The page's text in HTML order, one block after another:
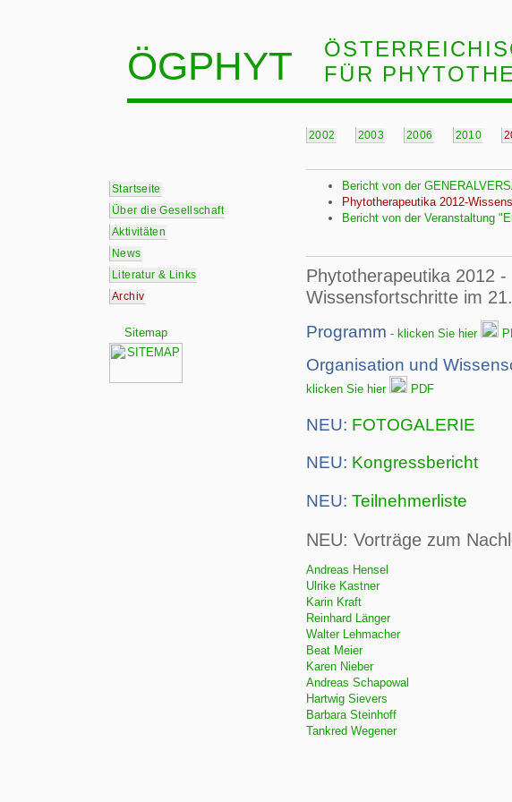
ÖGPHYT
FÜR
2002
2003 2006 2010
Startseite
Über die Gesellschaft
Aktivitäten
News
Literatur & Links
Archiv
Sitemap
Bericht von der
Phytotherapeutika 2012-
Bericht von der Veranstaltung
Phytotherapeutika 2012 -
Wissensfortschritte im
Programm - klicken Sie hier
Organisation und
klicken Sie hier
PDF
NEU: FOTOGALERIE
NEU: Kongressbericht
NEU: Teilnehmerliste
NEU: Vorträge zum
Andreas Hensel
Ulrike Kastner
Karin Kraft
Reinhard Länger
Walter Lehmacher
Beat Meier
Karen Nieber
Andreas Schapowal
Hartwig Sievers
Barbara Steinhoff
Tankred Wegener